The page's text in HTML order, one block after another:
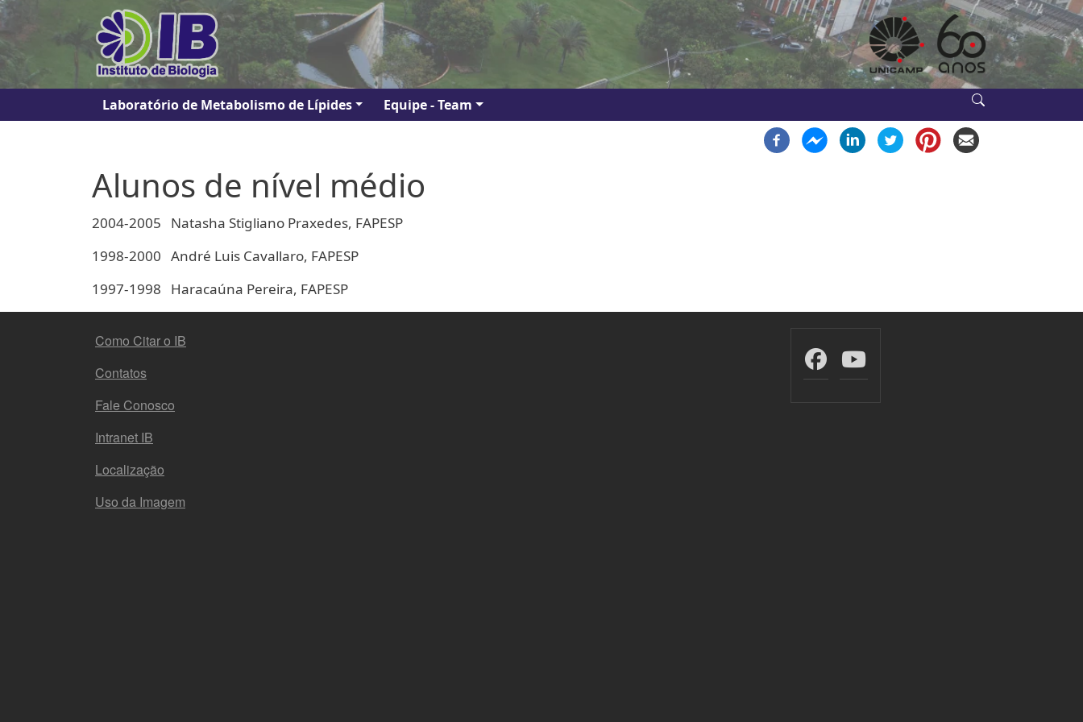
Pular para o conteúdo principal
Navegação principal
Laboratório de Metabolismo de Lípides Equipe - Team
Alunos de nível médio
2004-2005 Natasha Stigliano Praxedes, FAPESP
1998-2000 André Luis Cavallaro, FAPESP
1997-1998 Haracaúna Pereira, FAPESP
MENU DO RODAPÉ
Como Citar o IB
Contatos
Fale Conosco
Intranet IB
Localização
Uso da Imagem